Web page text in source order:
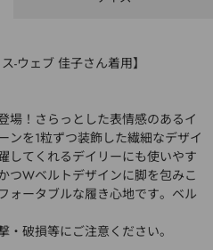
-ウェブ 佳子さん着用】
場！さらっとした表情感のあるイ
ンを1粒ずつ装飾した繊細なデザイ
してくれるデイリーにも使いやす
つWベルトデザインに脚を包みこ
ォータブルな履き心地です。ベル
破損等にご注意ください。